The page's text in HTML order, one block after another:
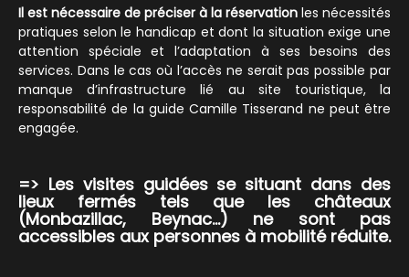
Il est nécessaire de préciser à la réservation les nécessités
pratiques selon le handicap et dont la situation exige une
attention spéciale et l’adaptation à ses besoins des
services. Dans le cas où l’accès ne serait pas possible par
manque d’infrastructure lié au site touristique, la
responsabilité de la guide Camille Tisserand ne peut être
engagée.
=> Les visites guidées se situant dans des
lieux fermés tels que les châteaux
(Monbazillac, Beynac…) ne sont pas
accessibles aux personnes à mobilité réduite.